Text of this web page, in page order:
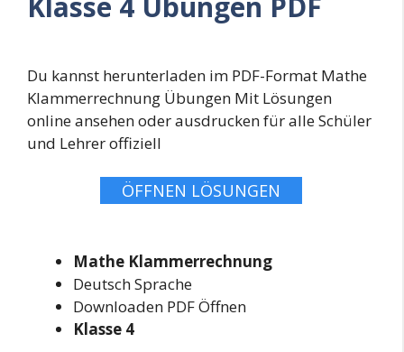
Du kannst herunterladen im PDF-Format Mathe
Klammerrechnung Übungen Mit Lösungen
online ansehen oder ausdrucken für alle Schüler
und Lehrer offiziell
ÖFFNEN LÖSUNGEN
Mathe Klammerrechnung
Deutsch Sprache
Downloaden PDF Öffnen
Klasse 4